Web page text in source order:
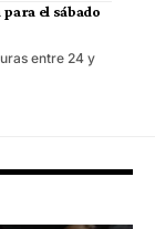
el sábado
entre 24 y